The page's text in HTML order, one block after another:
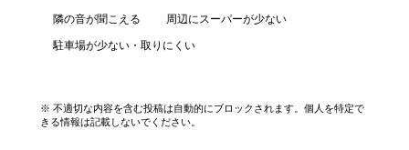
隣の音が聞こえる 周辺にスーパーが少ない
駐車場が少ない・取りにくい
※ 不適切な内容を含む投稿は自動的にブロックされます。個人を特定で
きる情報は記載しないでください。